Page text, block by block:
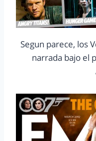
Segun parece, los
narrada bajo el